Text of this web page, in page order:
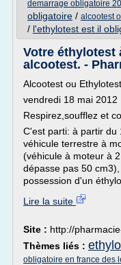
demarrage obligatoire
obligatoire / alcootest
/ l'ethylotest est il
Votre éthylotest
alcootest. -
Alcootest ou
vendredi 18 mai 2012
Respirez,soufflez et
C'est parti: à partir du
véhicule terrestre à
(véhicule à moteur à
dépasse pas 50
possession d'un
Lire la suite
Site : http://
Thèmes liés :
obligatoire en france des